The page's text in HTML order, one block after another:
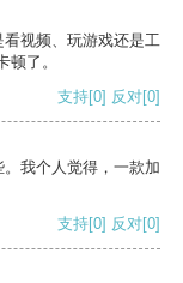
视频、玩游戏还是工
了。
支持[0] 反对[0]
我个人觉得，一款加
支持[0] 反对[0]